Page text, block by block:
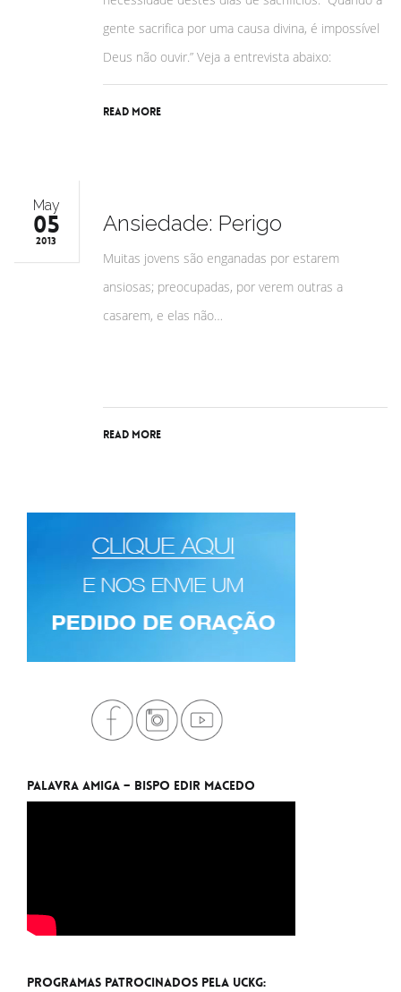
gente sacrifica por uma causa divina, é impossível
Deus não ouvir.” Veja a entrevista abaixo:
Read More
May
05
2013
Ansiedade: Perigo
Muitas jovens são enganadas por estarem
ansiosas; preocupadas, por verem outras a
casarem, e elas não…
Read More
Palavra Amiga – Bispo Edir Macedo
Programas Patrocinados pela UCKG: